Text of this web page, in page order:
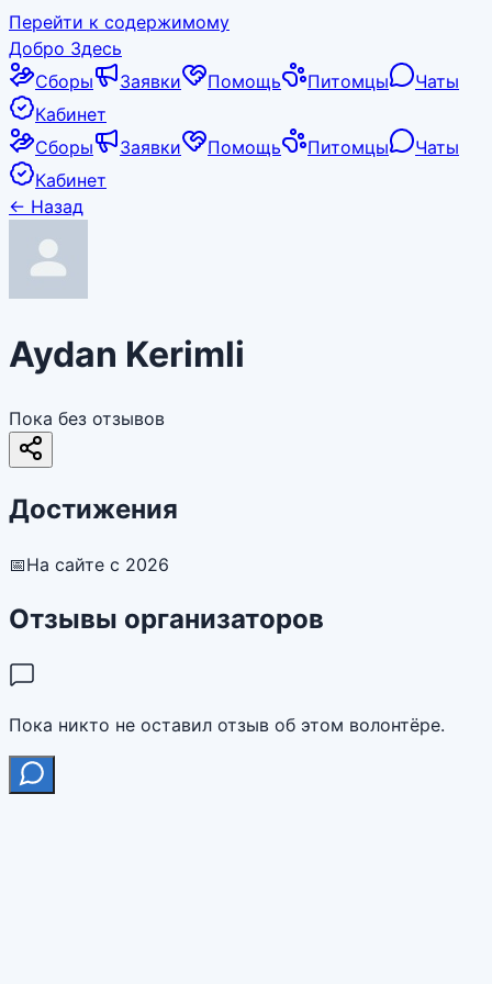
Перейти к содержимому
Добро Здесь
Сборы
Заявки Помощь Питомцы
Чаты
Кабинет
Сборы
Заявки Помощь Питомцы
Чаты
Кабинет
← Назад
Aydan Kerimli
Пока без отзывов
Достижения
📅На сайте с 2026
Отзывы организаторов
Пока никто не оставил отзыв об этом волонтёре.